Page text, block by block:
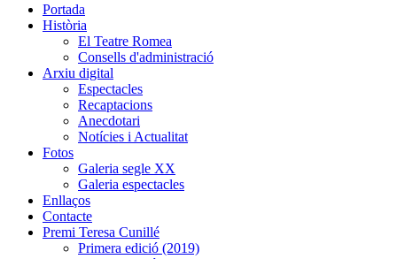
Portada
Història
El Teatre Romea
Consells d'administració
Arxiu digital
Espectacles
Recaptacions
Anecdotari
Notícies i Actualitat
Fotos
Galeria segle XX
Galeria espectacles
Enllaços
Contacte
Premi Teresa Cunillé
Primera edició (2019)